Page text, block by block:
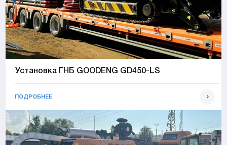
Установка ГНБ GOODENG GD450-LS
ПОДРОБНЕЕ